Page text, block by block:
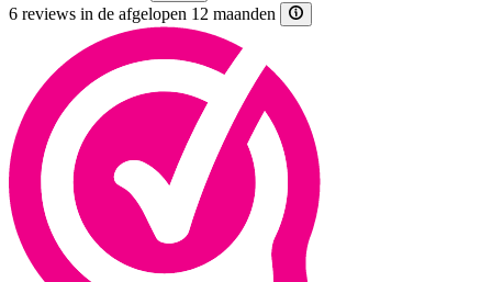
6 reviews in de afgelopen 12 maanden